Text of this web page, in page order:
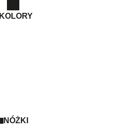
KOLORY
NÓŻKI